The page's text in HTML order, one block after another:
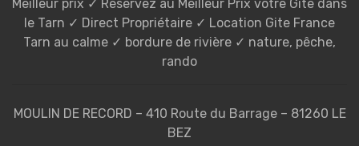
MOULIN DE RECORD – 410 Route du Barrage – 81260 LE
BEZ